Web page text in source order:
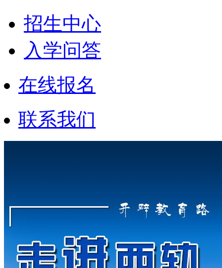
招生中心
入学问答
在线报名
联系我们